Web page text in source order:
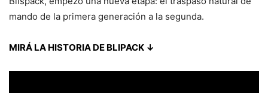
mando de la primera generación a la segunda.
MIRÁ LA HISTORIA DE BLIPACK ↓